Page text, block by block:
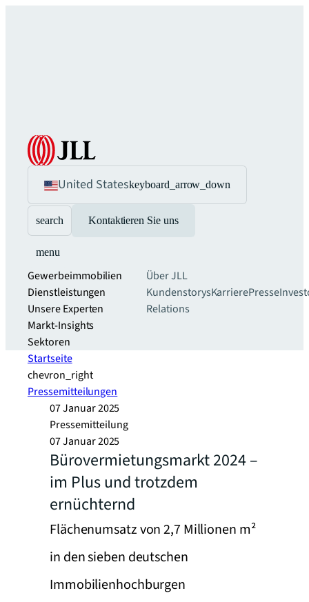
United Stateskeyboard_arrow_down
search Kontaktieren Sie uns
menu
Gewerbeimmobilien
Dienstleistungen
Unsere Experten
Markt-Insights
Sektoren​
Über JLL
KundenstorysKarrierePresse
Relations
Startseite
chevron_right
Pressemitteilungen
07 Januar 2025
Pressemitteilung
07 Januar 2025
Bürovermietungsmarkt 2024 –
im Plus und trotzdem
ernüchternd
Flächenumsatz von 2,7 Millionen m²
in den sieben deutschen
Immobilienhochburgen